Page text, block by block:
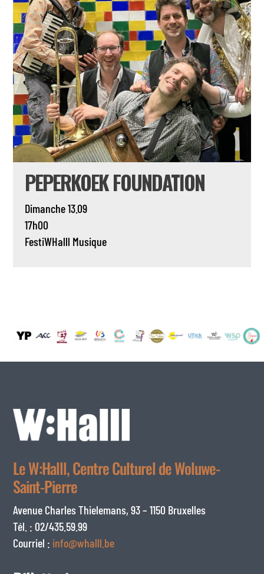
PEPERKOEK FOUNDATION
Dimanche 13.09
17h00
FestiWHalll Musique
Le W:Halll, Centre Culturel de Woluwe-
Saint-Pierre
Avenue Charles Thielemans, 93 – 1150 Bruxelles
Tél. : 02/435.59.99
Courriel : info@whalll.be